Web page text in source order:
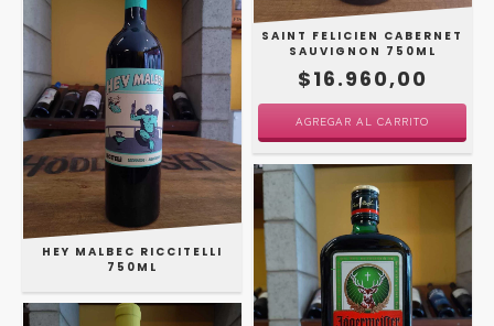
HEY MALBEC RICCITELLI
750ML
SAINT FELICIEN CABERNET
SAUVIGNON 750ML
$16.960,00